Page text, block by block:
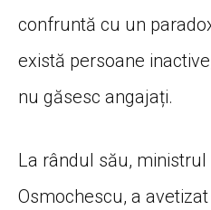
confruntă cu un
există persoane
nu găsesc angajați.
La rândul său, ministrul
Osmochescu, a